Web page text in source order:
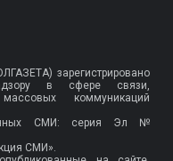
зарегистрировано
в сфере связи,
коммуникаций
СМИ: серия Эл №
СМИ».